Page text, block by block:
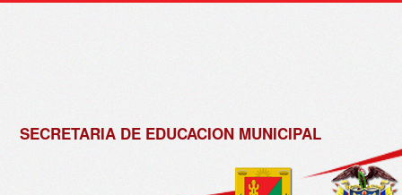
SECRETARIA DE EDUCACION MUNICIPAL
de